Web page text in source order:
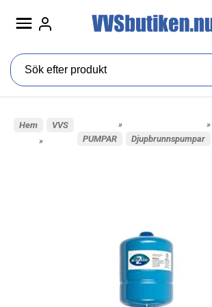
Hem
»
VVS
»
PUMPAR
»
Djupbrunnspumpar